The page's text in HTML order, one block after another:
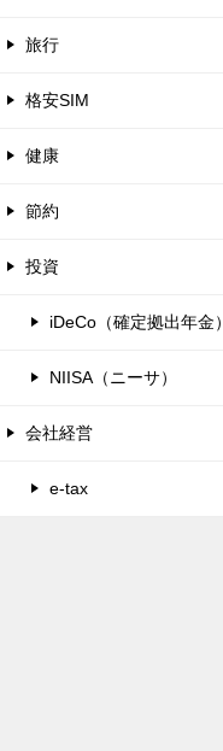
旅行
格安SIM
健康
節約
投資
iDeCo（確定拠出年金）
NIISA（ニーサ）
会社経営
e-tax